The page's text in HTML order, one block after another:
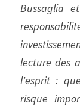
Bussaglia
lecture des
l'esprit :
risque